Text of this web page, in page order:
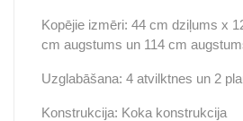
Kopējie izmēri: 44 cm dziļums x
cm augstums un 114 cm
Uzglabāšana: 4 atvilktnes un 2
Konstrukcija: Koka konstrukcija